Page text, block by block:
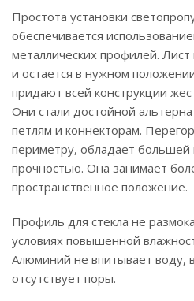
Простота установки
обеспечивается
металлических профилей.
и остается в нужном
придают всей конструкции
Они стали достойной
петлям и коннекторам.
периметру, обладает большей
прочностью. Она занимает
пространственное положение.
Профиль для стекла не
условиях повышенной
Алюминий не впитывает воду,
отсутствует поры.